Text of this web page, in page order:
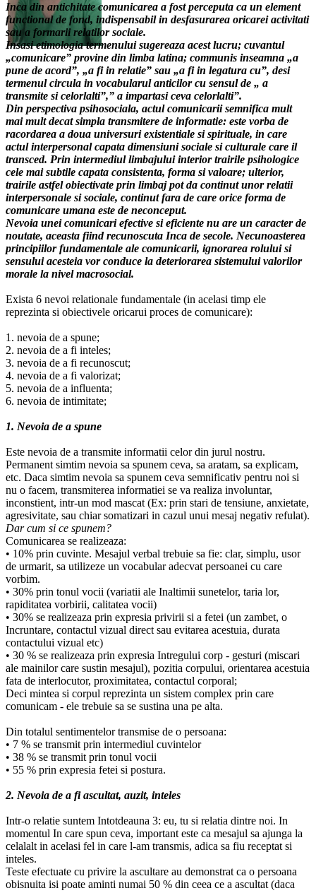
Inca din antichitate comunicarea a fost perceputa ca un element
functional de fond, indispensabil in desfasurarea oricarei activitati
sau a formarii relatilor sociale.
Insasi etimologia termenului sugereaza acest lucru; cuvantul
„comunicare” provine din limba latina; communis inseamna „a
pune de acord”, „a fi in relatie” sau „a fi in legatura cu”, desi
termenul circula in vocabularul anticilor cu sensul de „ a
transmite si celorlalti”,” a impartasi ceva celorlalti”.
Din perspectiva psihosociala, actul comunicarii semnifica mult
mai mult decat simpla transmitere de informatie: este vorba de
racordarea a doua universuri existentiale si spirituale, in care
actul interpersonal capata dimensiuni sociale si culturale care il
transced. Prin intermediul limbajului interior trairile psihologice
cele mai subtile capata consistenta, forma si valoare; ulterior,
trairile astfel obiectivate prin limbaj pot da continut unor relatii
interpersonale si sociale, continut fara de care orice forma de
comunicare umana este de neconceput.
Nevoia unei comunicari efective si eficiente nu are un caracter de
noutate, aceasta fiind recunoscuta Inca de secole. Necunoasterea
principiilor fundamentale ale comunicarii, ignorarea rolului si
sensului acesteia vor conduce la deteriorarea sistemului valorilor
morale la nivel macrosocial.
Exista 6 nevoi relationale fundamentale (in acelasi timp ele
reprezinta si obiectivele oricarui proces de comunicare):
1. nevoia de a spune;
2. nevoia de a fi inteles;
3. nevoia de a fi recunoscut;
4. nevoia de a fi valorizat;
5. nevoia de a influenta;
6. nevoia de intimitate;
1. Nevoia de a spune
Este nevoia de a transmite informatii celor din jurul nostru.
Permanent simtim nevoia sa spunem ceva, sa aratam, sa explicam,
etc. Daca simtim nevoia sa spunem ceva semnificativ pentru noi si
nu o facem, transmiterea informatiei se va realiza involuntar,
inconstient, intr-un mod mascat (Ex: prin stari de tensiune, anxietate,
agresivitate, sau chiar somatizari in cazul unui mesaj negativ refulat).
Dar cum si ce spunem?
Comunicarea se realizeaza:
• 10% prin cuvinte. Mesajul verbal trebuie sa fie: clar, simplu, usor
de urmarit, sa utilizeze un vocabular adecvat persoanei cu care
vorbim.
• 30% prin tonul vocii (variatii ale Inaltimii sunetelor, taria lor,
rapiditatea vorbirii, calitatea vocii)
• 30% se realizeaza prin expresia privirii si a fetei (un zambet, o
Incruntare, contactul vizual direct sau evitarea acestuia, durata
contactului vizual etc)
• 30 % se realizeaza prin expresia Intregului corp - gesturi (miscari
ale mainilor care sustin mesajul), pozitia corpului, orientarea acestuia
fata de interlocutor, proximitatea, contactul corporal;
Deci mintea si corpul reprezinta un sistem complex prin care
comunicam - ele trebuie sa se sustina una pe alta.
Din totalul sentimentelor transmise de o persoana:
• 7 % se transmit prin intermediul cuvintelor
• 38 % se transmit prin tonul vocii
• 55 % prin expresia fetei si postura.
2. Nevoia de a fi ascultat, auzit, inteles
Intr-o relatie suntem Intotdeauna 3: eu, tu si relatia dintre noi. In
momentul In care spun ceva, important este ca mesajul sa ajunga la
celalalt in acelasi fel in care l-am transmis, adica sa fiu receptat si
inteles.
Teste efectuate cu privire la ascultare au demonstrat ca o persoana
obisnuita isi poate aminti numai 50 % din ceea ce a ascultat (daca